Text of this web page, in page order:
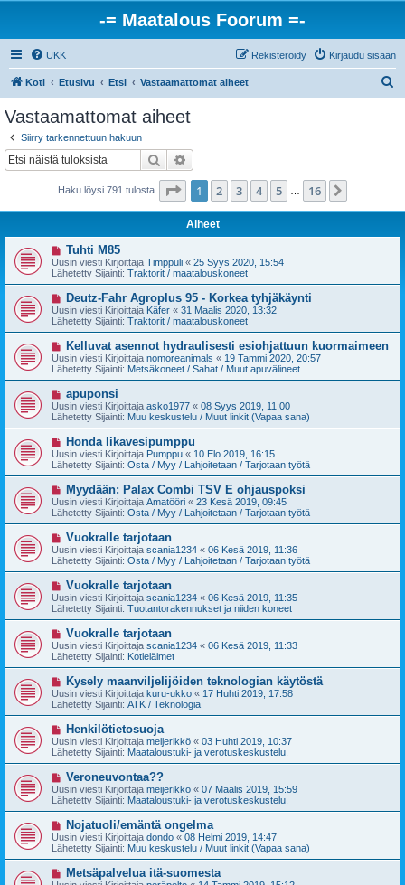
-= Maatalous Foorum =-
UKK Kirjaudu sisään
Rekisteröidy
Koti Etusivu Etsi Vastaamattomat aiheet
Vastaamattomat aiheet
Siirry tarkennettuun hakuun
Etsi
Haku löysi 791 tulosta Sivu /16
1 2 3 4 5 16
Aiheet
U
u
s
i
v
e
s
t
Tuhti M85
Uusin viesti Kirjoittaja Timppuli « 25 Syys 2020, 15:54
Lähetetty Sijainti: Traktorit / maatalouskoneet
U
u
s
i
v
e
s
t
Deutz-Fahr Agroplus 95 - Korkea tyhjäkäynti
Uusin viesti Kirjoittaja Käfer « 31 Maalis 2020, 13:32
Lähetetty Sijainti: Traktorit / maatalouskoneet
U
u
s
i
e
s
t
Kelluvat asennot hydraulisesti esiohjattuun kuormaimeen
Uusin viesti Kirjoittaja nomoreanimals « 19 Tammi 2020, 20:57
Lähetetty Sijainti: Metsäkoneet / Sahat / Muut apuvälineet
U
u
s
i
v
e
s
t
apuponsi
Uusin viesti Kirjoittaja asko1977 « 08 Syys 2019, 11:00
Lähetetty Sijainti: Muu keskustelu / Muut linkit (Vapaa sana)
U
u
s
i
v
e
s
t
Honda likavesipumppu
Uusin viesti Kirjoittaja Pumppu « 10 Elo 2019, 16:15
Lähetetty Sijainti: Osta / Myy / Lahjoitetaan / Tarjotaan työtä
U
u
s
i
v
e
s
t
Myydään: Palax Combi TSV E ohjauspoksi
Uusin viesti Kirjoittaja Amatööri « 23 Kesä 2019, 09:45
Lähetetty Sijainti: Osta / Myy / Lahjoitetaan / Tarjotaan työtä
U
u
s
i
v
e
s
t
Vuokralle tarjotaan
Uusin viesti Kirjoittaja scania1234 « 06 Kesä 2019, 11:36
Lähetetty Sijainti: Osta / Myy / Lahjoitetaan / Tarjotaan työtä
U
u
s
i
v
e
s
t
Vuokralle tarjotaan
Uusin viesti Kirjoittaja scania1234 « 06 Kesä 2019, 11:35
Lähetetty Sijainti: Tuotantorakennukset ja niiden koneet
U
u
s
i
v
e
s
t
Vuokralle tarjotaan
Uusin viesti Kirjoittaja scania1234 « 06 Kesä 2019, 11:33
Lähetetty Sijainti: Kotieläimet
U
u
s
i
v
e
s
t
Kysely maanviljelijöiden teknologian käytöstä
Uusin viesti Kirjoittaja kuru-ukko « 17 Huhti 2019, 17:58
Lähetetty Sijainti: ATK / Teknologia
U
u
s
i
v
e
s
t
Henkilötietosuoja
Uusin viesti Kirjoittaja meijerikkö « 03 Huhti 2019, 10:37
Lähetetty Sijainti: Maataloustuki- ja verotuskeskustelu.
U
u
s
i
v
e
s
t
Veroneuvontaa??
Uusin viesti Kirjoittaja meijerikkö « 07 Maalis 2019, 15:59
Lähetetty Sijainti: Maataloustuki- ja verotuskeskustelu.
U
u
s
i
v
Nojatuoli/emäntä ongelma
Uusin viesti Kirjoittaja dondo « 08 Helmi 2019, 14:47
Lähetetty Sijainti: Muu keskustelu / Muut linkit (Vapaa sana)
U
u
Metsäpalvelua itä-suomesta